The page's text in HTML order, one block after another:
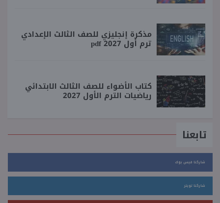
مذكرة إنجليزي للصف الثالث الإعدادي
ترم أول 2027 pdf
كتاب الأضواء للصف الثالث الابتدائي
رياضيات الترم الأول 2027
تابعنا
شاركنا فيس بوك
شاركنا تويتر